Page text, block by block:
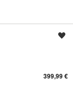
399,99 €